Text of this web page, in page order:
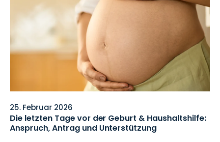
25. Februar 2026
Die letzten Tage vor der Geburt & Haushaltshilfe:
Anspruch, Antrag und Unterstützung